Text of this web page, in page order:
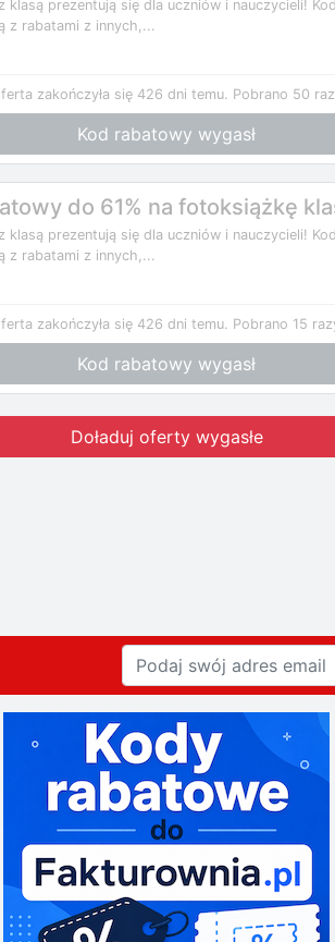
klasą prezentują się dla uczniów i nauczycieli!
z rabatami z innych,...
zakończyła się 426 dni temu. Pobrano 50
Kod rabatowy wygasł
do 61% na fotoksiążkę
klasą prezentują się dla uczniów i nauczycieli!
z rabatami z innych,...
zakończyła się 426 dni temu. Pobrano 15
Kod rabatowy wygasł
Doładuj oferty wygasłe